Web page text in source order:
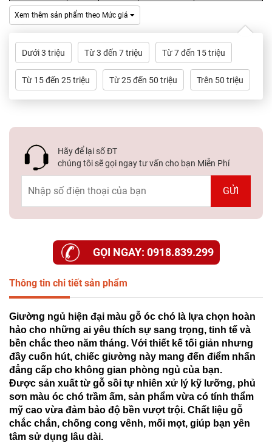
Xem thêm sản phẩm theo Mức giá
Dưới 3 triệu Từ 3 đến 7 triệu Từ 7 đến 15 triệu
Từ 15 đến 25 triệu Từ 25 đến 50 triệu Trên 50 triệu
Hãy để lại số ĐT
chúng tôi sẽ gọi ngay tư vấn cho bạn Miễn Phí
GỌI NGAY: 0918.839.299
Thông tin chi tiết sản phẩm
Giường ngủ hiện đại màu gỗ óc chó là lựa chọn hoàn
hảo cho những ai yêu thích sự sang trọng, tinh tế và
bền chắc theo năm tháng. Với thiết kế tối giản nhưng
đầy cuốn hút, chiếc giường này mang đến điểm nhấn
đẳng cấp cho không gian phòng ngủ của bạn.
Được sản xuất từ gỗ sồi tự nhiên xử lý kỹ lưỡng, phủ
sơn màu óc chó trầm ấm, sản phẩm vừa có tính thẩm
mỹ cao vừa đảm bảo độ bền vượt trội. Chất liệu gỗ
chắc chắn, chống cong vênh, mối mọt, giúp bạn yên
tâm sử dụng lâu dài.